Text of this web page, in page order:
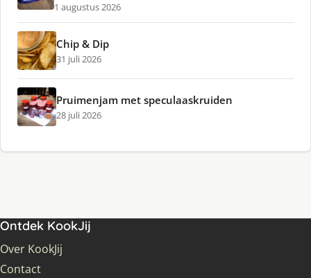
1 augustus 2026
Chip & Dip
31 juli 2026
Pruimenjam met speculaaskruiden
28 juli 2026
Ontdek KookJij
Over KookJij
Contact